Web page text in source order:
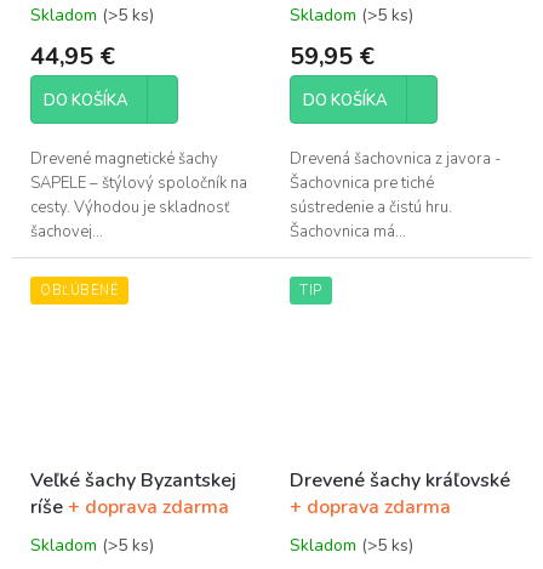
Priemerné
produktu
5,0
5
hviezdičiek.
Skladom (>5 ks)
44,95 €
DO KOŠÍKA
Drevené magnetické šachy
SAPELE – štýlový spoločník na
cesty. Výhodou je skladnosť
šachovej...
Priemerné
produktu
5,0
5
hviezdičiek.
Skladom (>5 ks)
59,95 €
DO KOŠÍKA
Drevená šachovnica z javora -
Šachovnica pre tiché
sústredenie a čistú hru.
Šachovnica má...
OBĽÚBENÉ
Veľké šachy Byzantskej
ríše+ doprava zdarma
Priemerné
Skladom (>5 ks)
TIP
Drevené šachy kráľovské
+ doprava zdarma
Priemerné
Skladom (>5 ks)